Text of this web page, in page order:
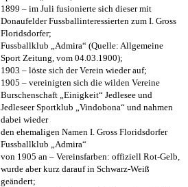
1899 – im Juli fusionierte sich dieser mit
Donaufelder Fussballinteressierten zum I. Gross
Floridsdorfer;
Fussballklub „Admira“ (Quelle: Allgemeine
Sport Zeitung, vom 04.03.1900);
1903 – löste sich der Verein wieder auf;
1905 – vereinigten sich die wilden Vereine
Burschenschaft „Einigkeit“ Jedlesee und
Jedleseer Sportklub „Vindobona“ und nahmen
dabei wieder
den ehemaligen Namen I. Gross Floridsdorfer
Fussballklub „Admira“
von 1905 an – Vereinsfarben: offiziell Rot-Gelb,
wurde aber kurz darauf in Schwarz-Weiß
geändert;